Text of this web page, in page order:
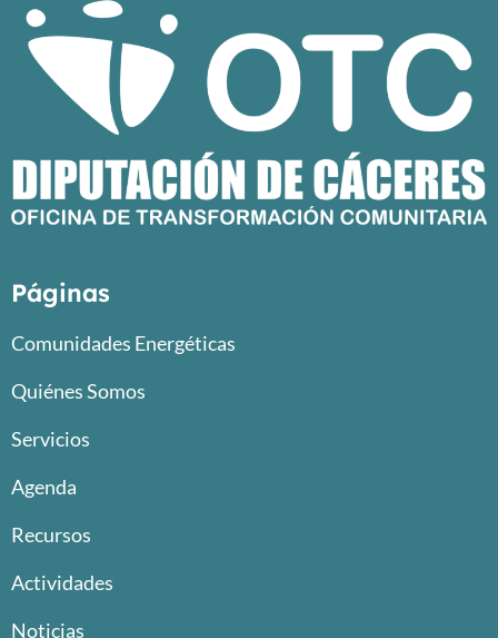
Páginas
Comunidades Energéticas
Quiénes Somos
Servicios
Agenda
Recursos
Actividades
Noticias